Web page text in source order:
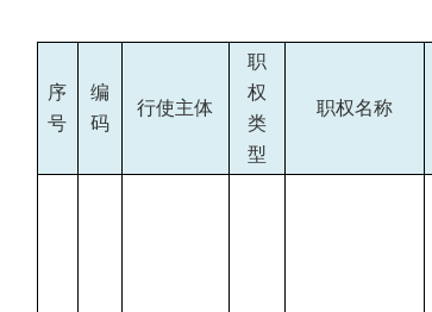
序
号
编
码
行使主体
职
权
类
型
职权名称